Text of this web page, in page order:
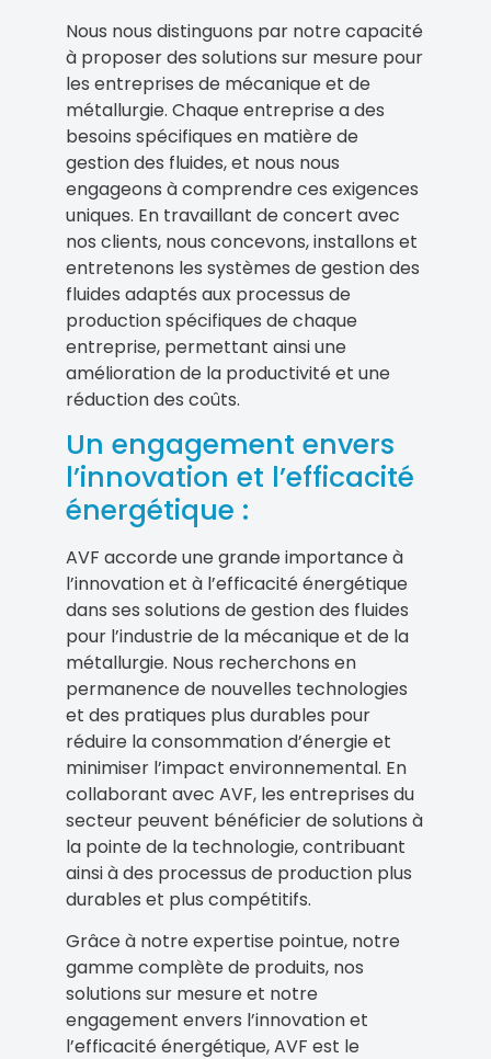
Nous nous distinguons par notre capacité
à proposer des solutions sur mesure pour
les entreprises de mécanique et de
métallurgie. Chaque entreprise a des
besoins spécifiques en matière de
gestion des fluides, et nous nous
engageons à comprendre ces exigences
uniques. En travaillant de concert avec
nos clients, nous concevons, installons et
entretenons les systèmes de gestion des
fluides adaptés aux processus de
production spécifiques de chaque
entreprise, permettant ainsi une
amélioration de la productivité et une
réduction des coûts.
Un engagement envers
l’innovation et l’efficacité
énergétique :
AVF accorde une grande importance à
l’innovation et à l’efficacité énergétique
dans ses solutions de gestion des fluides
pour l’industrie de la mécanique et de la
métallurgie. Nous recherchons en
permanence de nouvelles technologies
et des pratiques plus durables pour
réduire la consommation d’énergie et
minimiser l’impact environnemental. En
collaborant avec AVF, les entreprises du
secteur peuvent bénéficier de solutions à
la pointe de la technologie, contribuant
ainsi à des processus de production plus
durables et plus compétitifs.
Grâce à notre expertise pointue, notre
gamme complète de produits, nos
solutions sur mesure et notre
engagement envers l’innovation et
l’efficacité énergétique, AVF est le